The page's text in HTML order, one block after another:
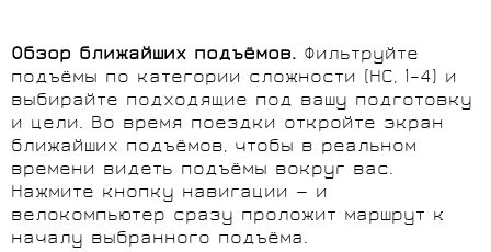
Обзор ближайших подъёмов. Фильтруйте
подъёмы по категории сложности (HC, 1–4) и
выбирайте подходящие под вашу подготовку
и цели. Во время поездки откройте экран
ближайших подъёмов, чтобы в реальном
времени видеть подъёмы вокруг вас.
Нажмите кнопку навигации — и
велокомпьютер сразу проложит маршрут к
началу выбранного подъёма.